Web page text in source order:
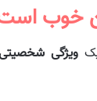
خوب
یکویژگی